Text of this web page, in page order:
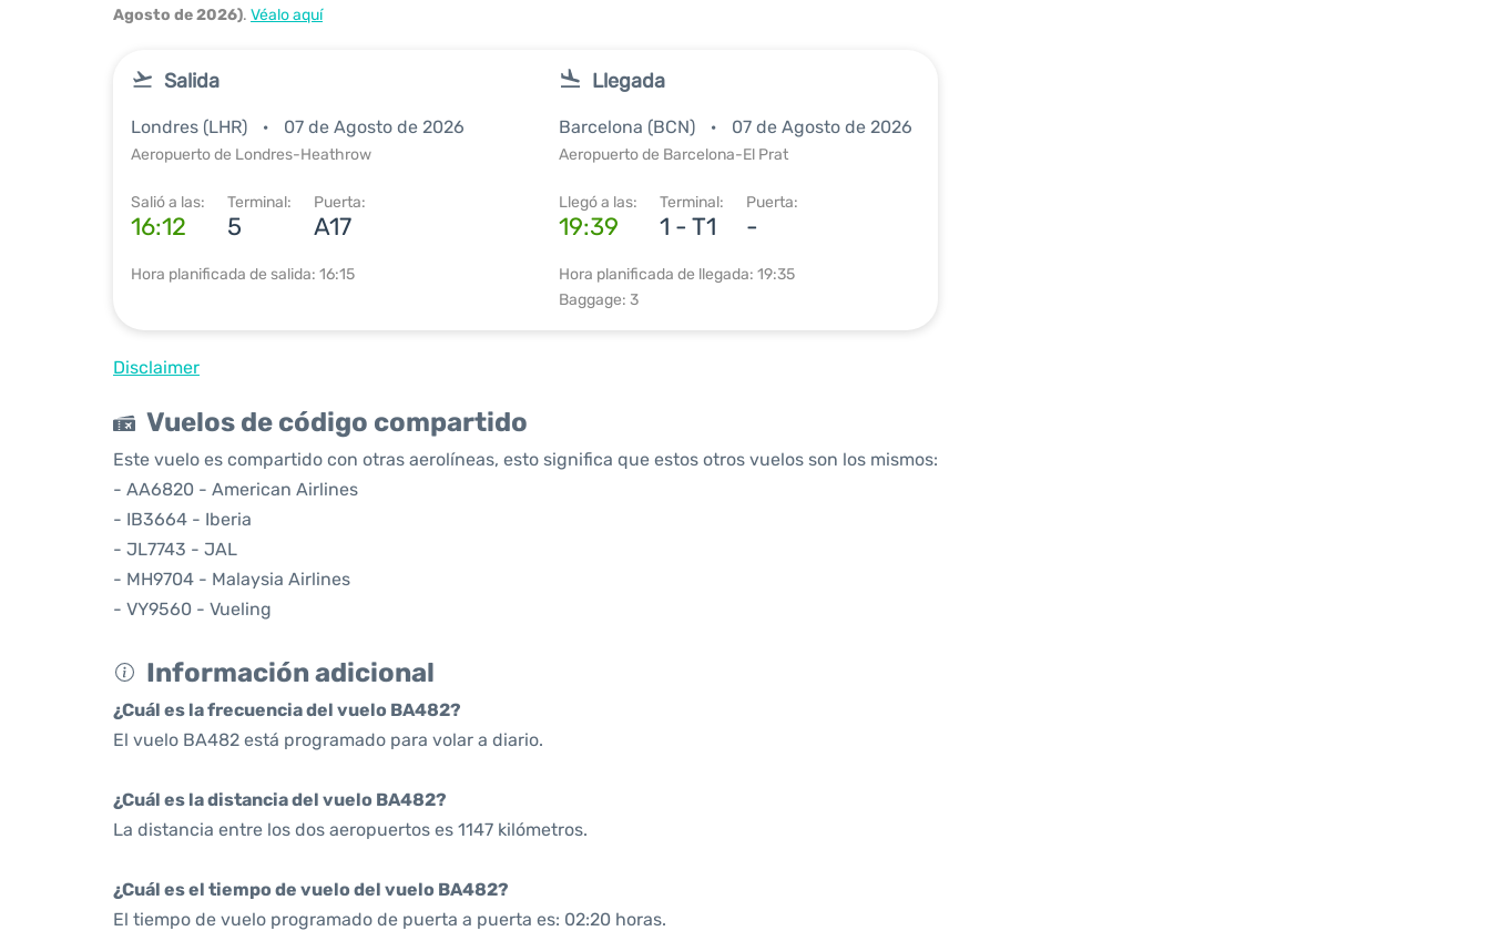
Agosto de 2026). Véalo aquí
Salida
Londres (LHR) 07 de Agosto de 2026
Aeropuerto de Londres-Heathrow
Salió a las:
16:12
Terminal:
5
Puerta:
A17
Hora planificada de salida: 16:15
Llegada
Barcelona (BCN) 07 de Agosto de 2026
Aeropuerto de Barcelona-El Prat
Llegó a las:
19:39
Terminal:
1 - T1
Puerta:
-
Hora planificada de llegada: 19:35
Baggage: 3
Disclaimer
Vuelos de código compartido
Este vuelo es compartido con otras aerolíneas, esto significa que estos otros vuelos son los mismos:
- AA6820 - American Airlines
- IB3664 - Iberia
- JL7743 - JAL
- MH9704 - Malaysia Airlines
- VY9560 - Vueling
Información adicional
¿Cuál es la frecuencia del vuelo BA482?
El vuelo BA482 está programado para volar a diario.
¿Cuál es la distancia del vuelo BA482?
La distancia entre los dos aeropuertos es 1147 kilómetros.
¿Cuál es el tiempo de vuelo del vuelo BA482?
El tiempo de vuelo programado de puerta a puerta es: 02:20 horas.